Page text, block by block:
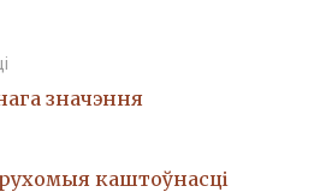
значэння
каштоўнасці